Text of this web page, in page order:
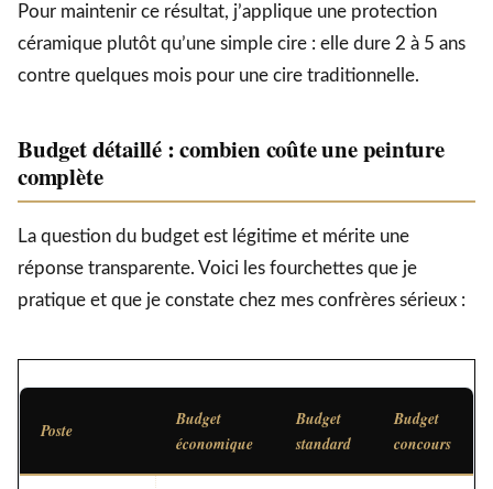
Pour maintenir ce résultat, j’applique une protection
céramique plutôt qu’une simple cire : elle dure 2 à 5 ans
contre quelques mois pour une cire traditionnelle.
Budget détaillé : combien coûte une peinture
complète
La question du budget est légitime et mérite une
réponse transparente. Voici les fourchettes que je
pratique et que je constate chez mes confrères sérieux :
Poste
Budget
économique
Budget
standard
Budget
concours